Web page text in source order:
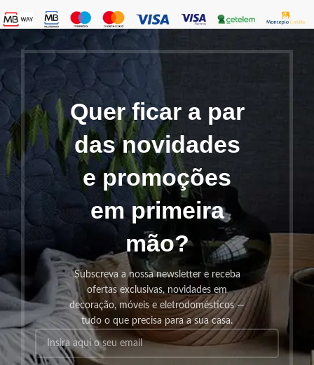
Quer ficar a par
das novidades
e promoções
em primeira
mão?
Subscreva a nossa newsletter e receba
ofertas exclusivas, novidades em
decoração, móveis e eletrodomésticos —
tudo o que precisa para a sua casa.